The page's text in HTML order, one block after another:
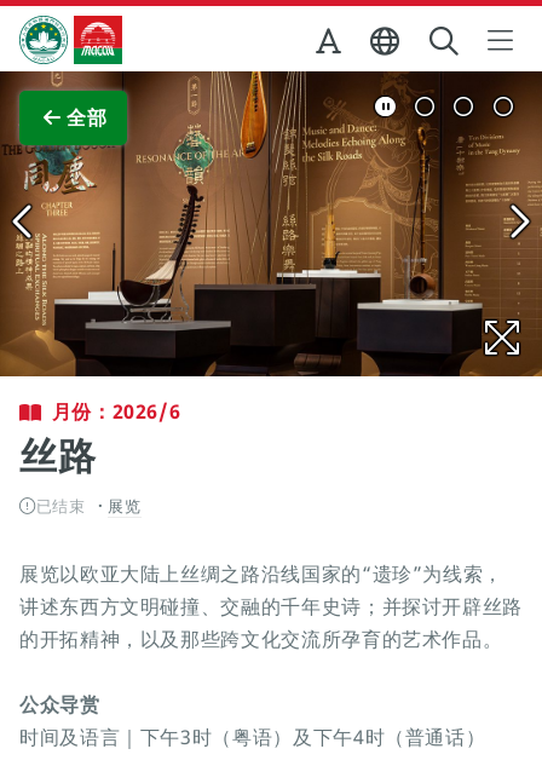
跳至主内容
澳门特别行政区政府旅游局
全部
查看原图
月份：2026/6
丝路
已结束 展览
展览以欧亚大陆上丝绸之路沿线国家的“遗珍”为线索，
讲述东西方文明碰撞、交融的千年史诗；并探讨开辟丝路
的开拓精神，以及那些跨文化交流所孕育的艺术作品。
公众导赏
时间及语言｜下午3时（粤语）及下午4时（普通话）